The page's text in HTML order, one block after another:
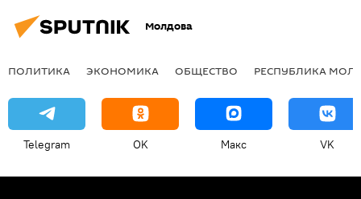
Молдова
ПОЛИТИКА ЭКОНОМИКА ОБЩЕСТВО РЕСПУБЛИКА
Telegram OK Макс VK